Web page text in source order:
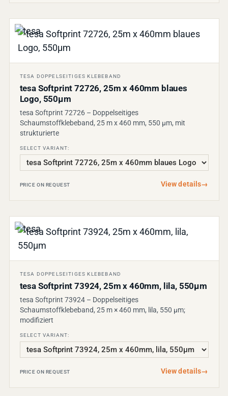
TESA DOPPELSEITIGES KLEBEBAND
tesa Softprint 72726, 25m x 460mm blaues
Logo, 550µm
tesa Softprint 72726 – Doppelseitiges
Schaumstoffklebeband, 25 m x 460 mm, 550 µm, mit
strukturierte
SELECT VARIANT:
PRICE ON REQUEST View details→
TESA DOPPELSEITIGES KLEBEBAND
tesa Softprint 73924, 25m x 460mm, lila, 550µm
tesa Softprint 73924 – Doppelseitiges
Schaumstoffklebeband, 25 m × 460 mm, lila, 550 µm;
modifiziert
SELECT VARIANT:
PRICE ON REQUEST View details→